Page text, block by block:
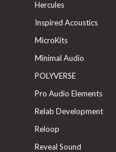
Hercules
Inspired Acoustics
MicroKits
Minimal Audio
POLYVERSE
Pro Audio Elements
Relab Development
Reloop
Reveal Sound